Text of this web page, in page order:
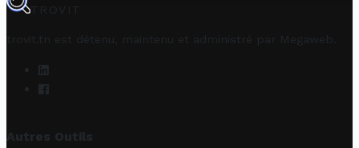
TROVIT
trovit.tn est détenu, maintenu et administré par Megaweb
Autres Outils